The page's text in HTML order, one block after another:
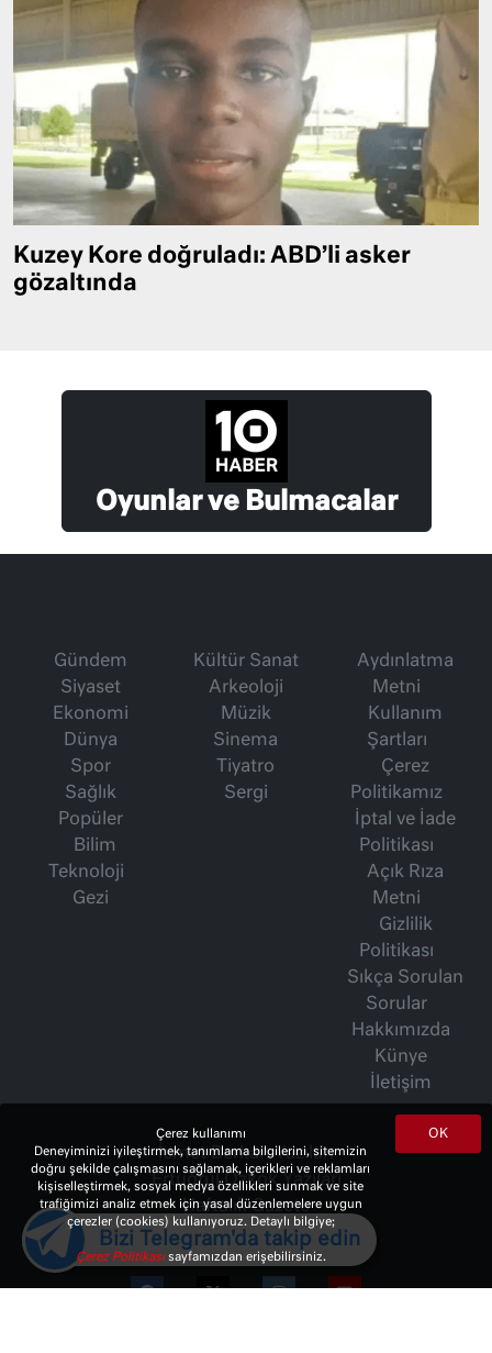
Kuzey Kore doğruladı: ABD’li asker
gözaltında
Oyunlar ve Bulmacalar
Gündem
Siyaset
Ekonomi
Dünya
Spor
Sağlık
Popüler
Bilim
Teknoloji
Gezi
Kültür Sanat
Arkeoloji
Müzik
Sinema
Tiyatro
Sergi
Aydınlatma
Metni
Kullanım
Şartları
Çerez
Politikamız
İptal ve İade
Politikası
Açık Rıza
Metni
Gizlilik
Politikası
Sıkça Sorulan
Sorular
Hakkımızda
Künye
İletişim
İsmet Berkan Yazıları
Ertuğrul Özkök Yazıları
Haftalık Gazete
OK
Çerez kullanımı
Deneyiminizi iyileştirmek, tanımlama bilgilerini, sitemizin
doğru şekilde çalışmasını sağlamak, içerikleri ve reklamları
kişiselleştirmek, sosyal medya özellikleri sunmak ve site
trafiğimizi analiz etmek için yasal düzenlemelere uygun
çerezler (cookies) kullanıyoruz. Detaylı bilgiye;
Çerez Politikasısayfamızdan erişebilirsiniz.
Bizi Telegram'da takip edin